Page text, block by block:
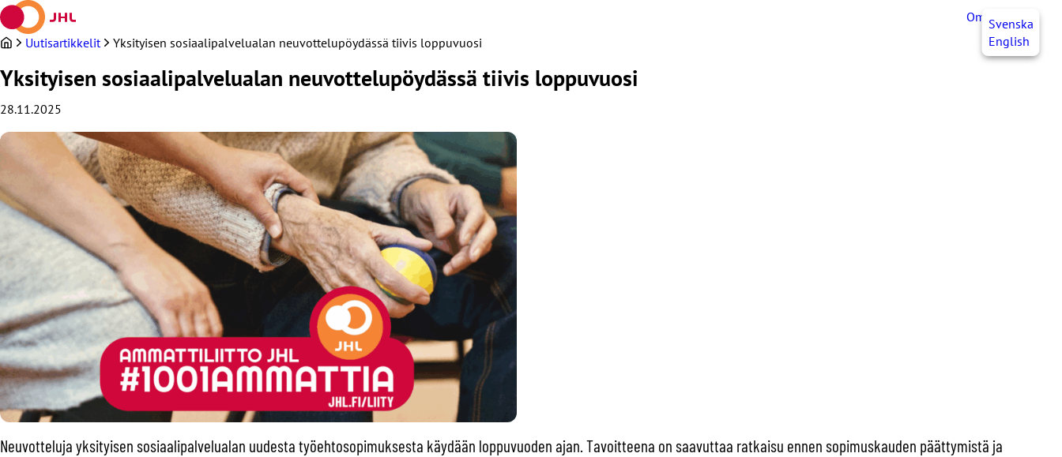
Siirry
sisältöön
OmaJHLSvenska
English
Uutisartikkelit Yksityisen sosiaalipalvelualan neuvottelupöydässä tiivis loppuvuosi
Yksityisen sosiaalipalvelualan neuvottelupöydässä tiivis loppuvuosi
28.11.2025
Neuvotteluja yksityisen sosiaalipalvelualan uudesta työehtosopimuksesta käydään loppuvuoden ajan. Tavoitteena on saavuttaa ratkaisu ennen sopimuskauden päättymistä ja